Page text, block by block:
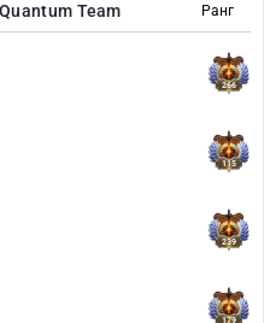
Ранг
Team
266
115
239
179